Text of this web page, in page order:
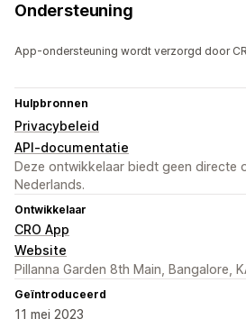
Ondersteuning
App-ondersteuning wordt verzorgd door
Hulpbronnen
Privacybeleid
API-documentatie
Deze ontwikkelaar biedt geen directe
Nederlands.
Ontwikkelaar
CRO App
Website
Pillanna Garden 8th Main, Bangalore,
Geïntroduceerd
11 mei 2023